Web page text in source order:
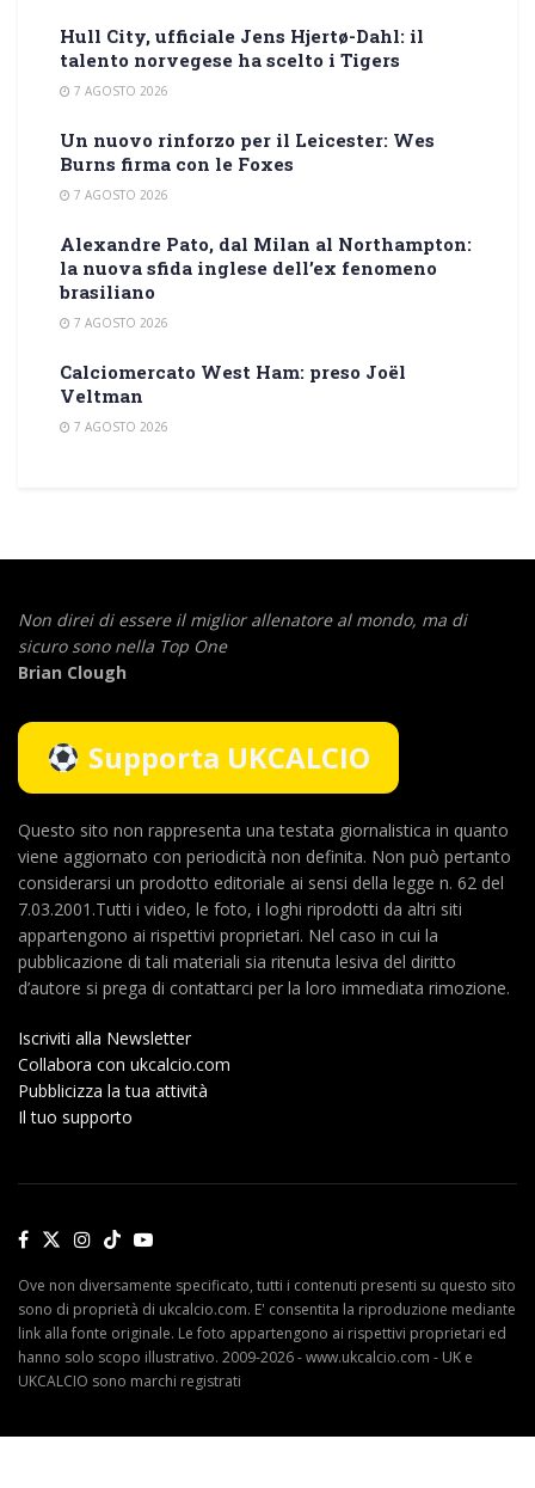
Hull City, ufficiale Jens Hjertø-Dahl: il
talento norvegese ha scelto i Tigers
7 AGOSTO 2026
Un nuovo rinforzo per il Leicester: Wes
Burns firma con le Foxes
7 AGOSTO 2026
Alexandre Pato, dal Milan al Northampton:
la nuova sfida inglese dell’ex fenomeno
brasiliano
7 AGOSTO 2026
Calciomercato West Ham: preso Joël
Veltman
7 AGOSTO 2026
Non direi di essere il miglior allenatore al mondo, ma di
sicuro sono nella Top One
Brian Clough
Supporta UKCALCIO
Questo sito non rappresenta una testata giornalistica in quanto
viene aggiornato con periodicità non definita. Non può pertanto
considerarsi un prodotto editoriale ai sensi della legge n. 62 del
7.03.2001.Tutti i video, le foto, i loghi riprodotti da altri siti
appartengono ai rispettivi proprietari. Nel caso in cui la
pubblicazione di tali materiali sia ritenuta lesiva del diritto
d’autore si prega di contattarci per la loro immediata rimozione.
Iscriviti alla Newsletter
Collabora con ukcalcio.com
Pubblicizza la tua attività
Il tuo supporto
Ove non diversamente specificato, tutti i contenuti presenti su questo sito
sono di proprietà di ukcalcio.com. E' consentita la riproduzione mediante
link alla fonte originale. Le foto appartengono ai rispettivi proprietari ed
hanno solo scopo illustrativo. 2009-2026 - www.ukcalcio.com - UK e
UKCALCIO sono marchi registrati